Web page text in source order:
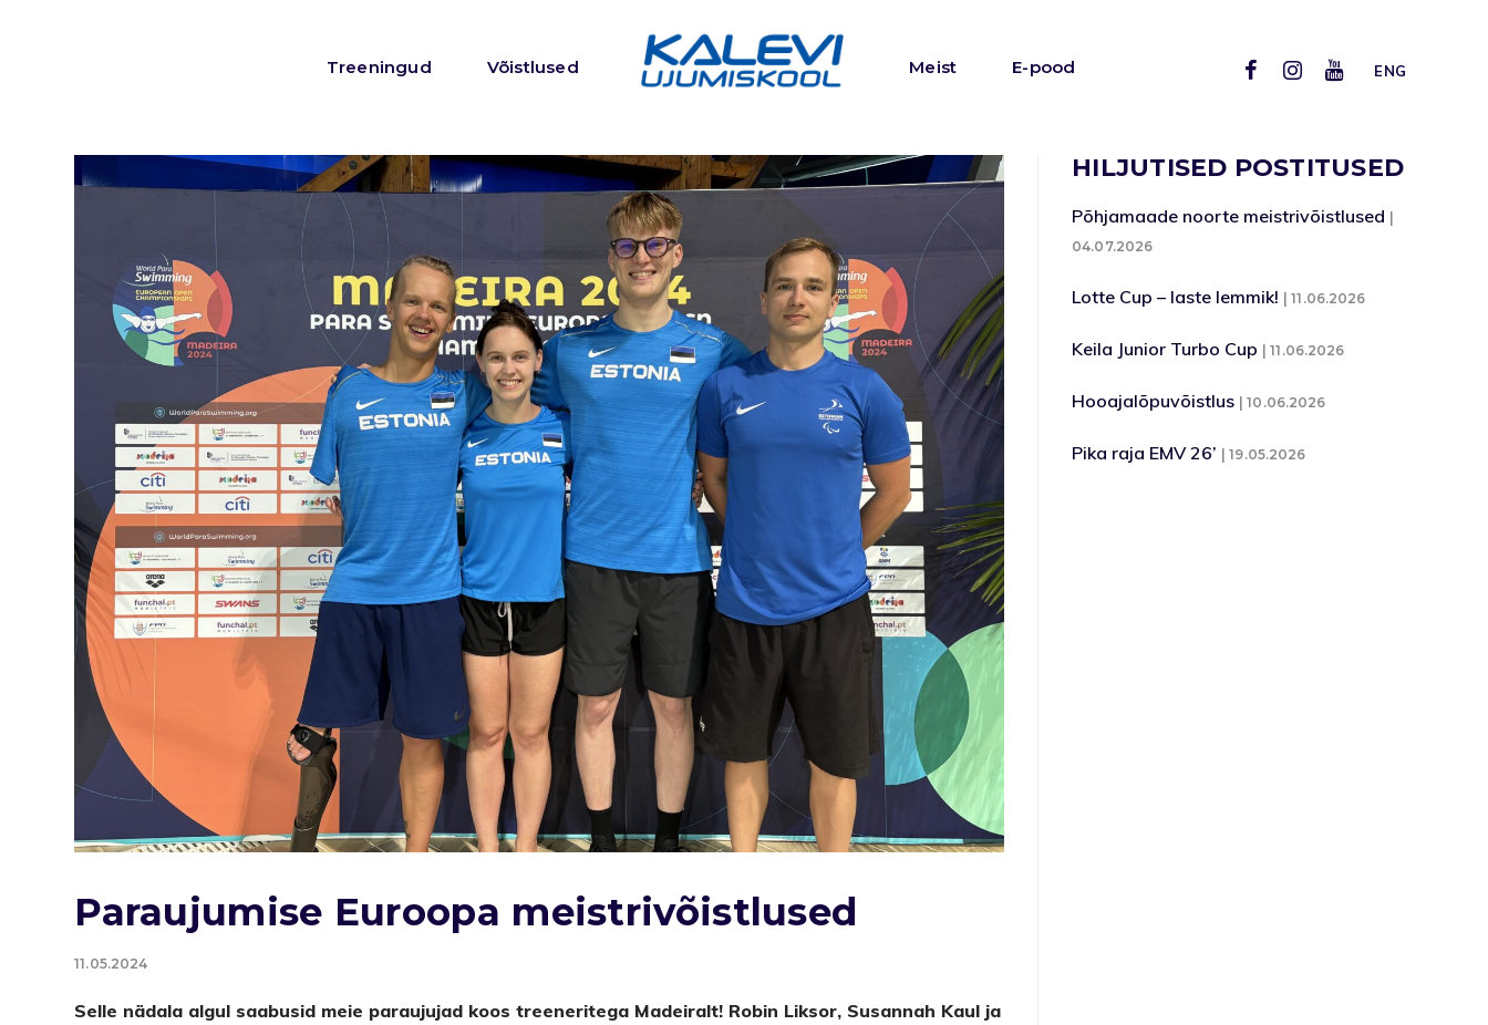
ENG
Treeningud Võistlused Meist E-pood
Paraujumise Euroopa meistrivõistlused
11.05.2024
Selle nädala algul saabusid meie paraujujad koos treeneritega Madeiralt! Robin Liksor, Susannah Kaul ja
HILJUTISED POSTITUSED
Põhjamaade noorte meistrivõistlused
04.07.2026
Lotte Cup – laste lemmik! 11.06.2026
Keila Junior Turbo Cup 11.06.2026
Hooajalõpuvõistlus 10.06.2026
Pika raja EMV 26’ 19.05.2026